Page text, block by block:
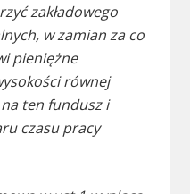
zakładowego
w zamian za co
pieniężne
równej
ten fundusz i
czasu pracy